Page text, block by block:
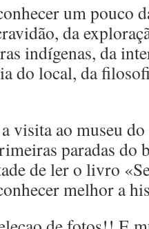
um pouco
da
indígenas, da
do local, da
visita ao museu
paradas do
de ler o livro
melhor a